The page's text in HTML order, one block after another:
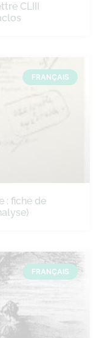
CLIII
FRANÇAIS
: fiche de
FRANÇAIS